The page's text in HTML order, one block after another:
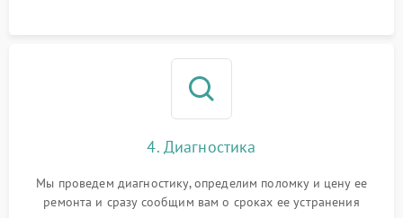
4. Диагностика
Мы проведем диагностику, определим поломку и цену ее
ремонта и сразу сообщим вам о сроках ее устранения